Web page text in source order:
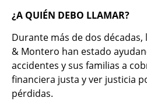
¿A QUIÉN DEBO LLAMAR?
Durante más de dos décadas,
& Montero han estado
accidentes y sus familias a
financiera justa y ver justicia
pérdidas.